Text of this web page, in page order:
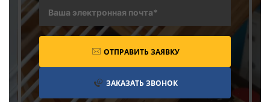
ОТПРАВИТЬ ЗАЯВКУ
ЗАКАЗАТЬ ЗВОНОК